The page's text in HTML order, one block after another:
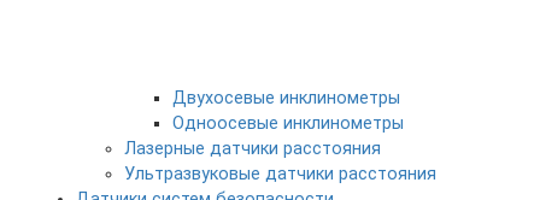
Двухосевые инклинометры
Одноосевые инклинометры
Лазерные датчики расстояния
Ультразвуковые датчики расстояния